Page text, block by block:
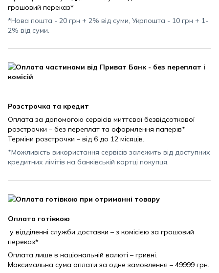
грошовий переказ*
*Нова пошта - 20 грн + 2% від суми, Укрпошта - 10 грн + 1-
2% від суми.
Розстрочка та кредит
Оплата за допомогою сервісів миттєвої безвідсоткової
розстрочки – без переплат та оформлення паперів*
Терміни розстрочки – від 6 до 12 місяців.
*Можливість використання сервісів залежить від доступних
кредитних лімітів на банківській картці покупця.
Оплата готівкою
у відділенні служби доставки – з комісією за грошовий
переказ*
Оплата лише в національній валюті – гривні.
Максимальна сума оплати за одне замовлення – 49999 грн.